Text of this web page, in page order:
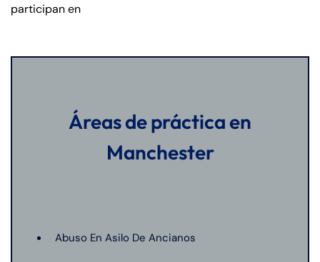
participan en
Áreas de práctica en
Manchester
Abuso En Asilo De Ancianos